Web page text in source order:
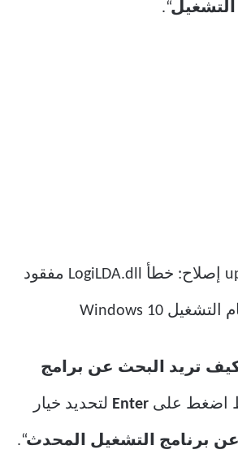
“.
كيف تريد البحث عن برامج
اضغط على Enter لتحديد خيار
عن برنامج التشغيل المحدث“.